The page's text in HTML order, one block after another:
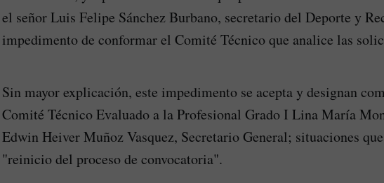
el señor Luis Felipe Sánchez Burbano, secretario del Deporte y
impedimento de conformar el Comité Técnico que analice las
Sin mayor explicación, este impedimento se acepta y designan
Comité Técnico Evaluado a la Profesional Grado I Lina María
Edwin Heiver Muñoz Vasquez, Secretario General; situaciones
"reinicio del proceso de convocatoria".